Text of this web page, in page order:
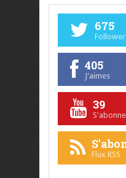
675
405
J'aimes
39
Flux RSS